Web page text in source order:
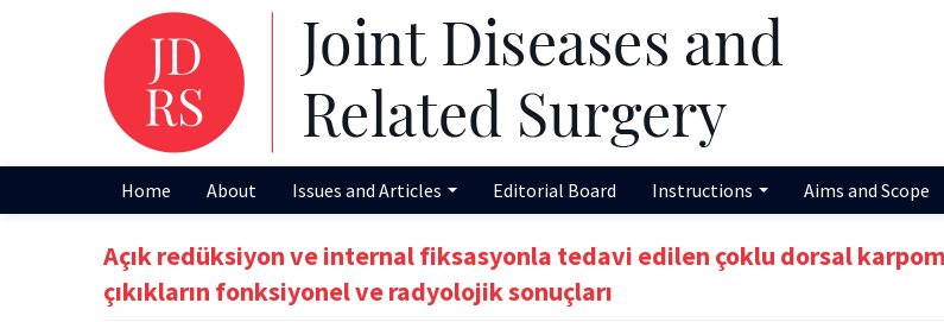
Home About Issues and Articles Editorial Board Instructions Aims and Scope
Açık redüksiyon ve internal fiksasyonla tedavi edilen çoklu dorsal
çıkıkların fonksiyonel ve radyolojik sonuçları